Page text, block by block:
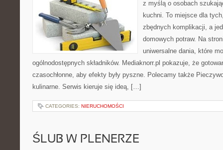
z myślą o osobach
kuchni. To miejsce dla
zbędnych komplikacji, a
domowych potraw. Na
uniwersalne dania, które
ogólnodostępnych składników. Mediaknorr.pl pokazuje, że
czasochłonne, aby efekty były pyszne. Polecamy także
kulinarne. Serwis kieruje się ideą, […]
CATEGORIES: NIERUCHOMOŚCI
ŚLUB W PLENERZE